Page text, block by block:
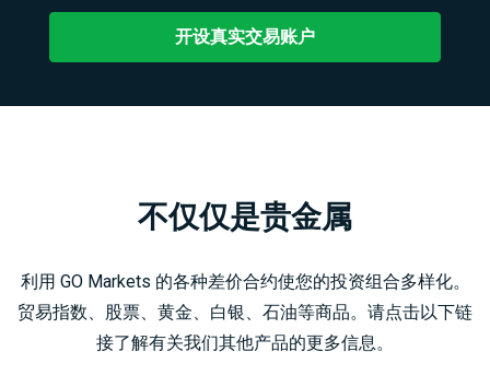
开设真实交易账户
不仅仅是贵金属
利用 GO Markets 的各种差价合约使您的投资组合多样化。
贸易指数、股票、黄金、白银、石油等商品。请点击以下链
接了解有关我们其他产品的更多信息。